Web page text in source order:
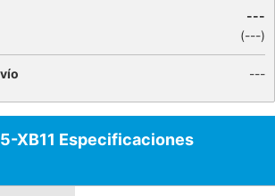
---
(---)
---
XB11 Especificaciones